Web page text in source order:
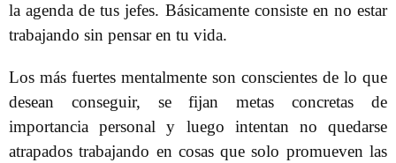
la agenda de tus jefes. Básicamente consiste en no estar
trabajando sin pensar en tu vida.
Los más fuertes mentalmente son conscientes de lo que
desean conseguir, se fijan metas concretas de
importancia personal y luego intentan no quedarse
atrapados trabajando en cosas que solo promueven las